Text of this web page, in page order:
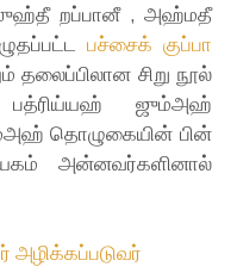
றப்பானீ , அஹ்மதீ
பச்சைக் குப்பா
தலைப்பிலான சிறு நூல்
பத்ரிய்யஹ் ஜும்அஹ்
தொழுகையின் பின்
அன்னவர்களினால்
அழிக்கப்படுவர்